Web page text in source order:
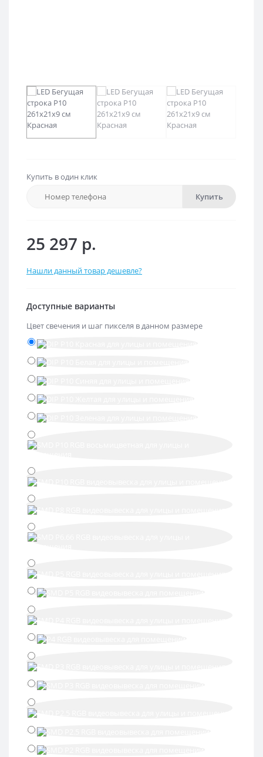
Купить в один клик
Купить
25 297 р.
Нашли данный товар дешевле?
Доступные варианты
Цвет свечения и шаг пикселя в данном размере